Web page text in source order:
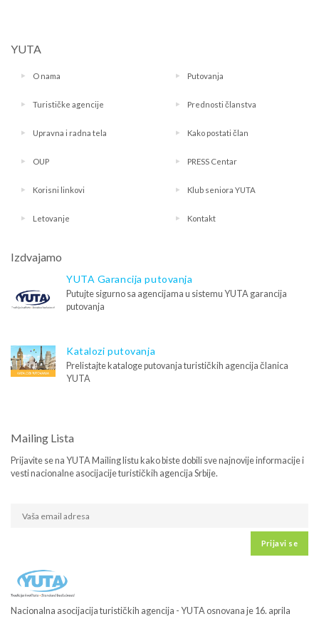
YUTA
O nama Putovanja
Turističke agencije Prednosti članstva
Upravna i radna tela Kako postati član
OUP PRESS Centar
Korisni linkovi Klub seniora YUTA
Letovanje Kontakt
Izdvajamo
YUTA Garancija putovanja
Putujte sigurno sa agencijama u sistemu YUTA garancija
putovanja
Katalozi putovanja
Prelistajte kataloge putovanja turističkih agencija članica
YUTA
Mailing Lista
Prijavite se na YUTA Mailing listu kako biste dobili sve najnovije informacije i
vesti nacionalne asocijacije turističkih agencija Srbije.
Prijavi se
Nacionalna asocijacija turističkih agencija - YUTA osnovana je 16. aprila